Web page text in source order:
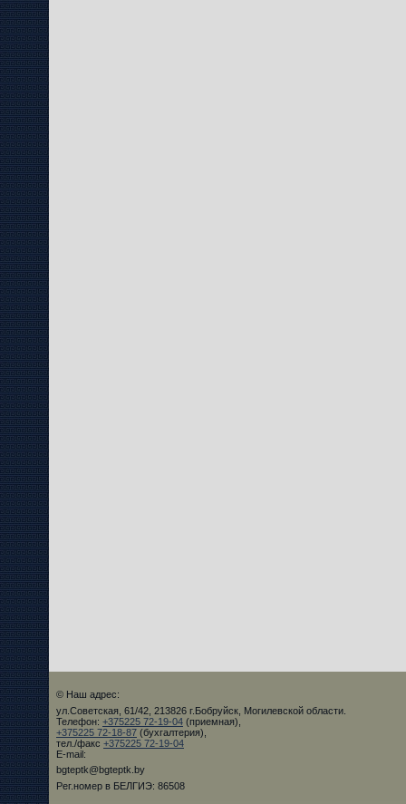
© Наш адрес:
ул.Советская, 61/42, 213826 г.Бобруйск, Могилевской области.
Телефон: +375225 72-19-04 (приемная),
+375225 72-18-87 (бухгалтерия),
тел./факс +375225 72-19-04
E-mail:
bgteptk@bgteptk.by
Рег.номер в БЕЛГИЭ: 86508